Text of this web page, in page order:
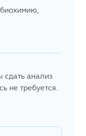
биохимию,
анализ
не требуется.